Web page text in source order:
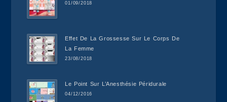
01/09/2018
Effet De La Grossesse Sur Le Corps De
La Femme
23/08/2018
Le Point Sur L’Anesthésie Péridurale
04/12/2016